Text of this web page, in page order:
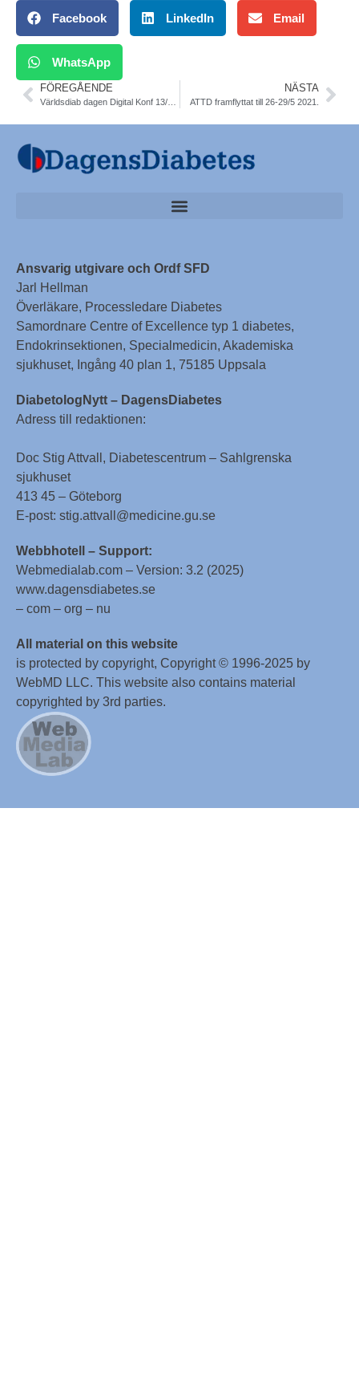
Facebook LinkedIn Email
WhatsApp
FÖREGÅENDE NÄSTA
ATTD framflyttat till 26-29/5 2021.
Ansvarig utgivare och Ordf SFD
Jarl Hellman
Överläkare, Processledare Diabetes
Samordnare Centre of Excellence typ 1 diabetes,
Endokrinsektionen, Specialmedicin, Akademiska
sjukhuset, Ingång 40 plan 1, 75185 Uppsala
DiabetologNytt – DagensDiabetes
Adress till redaktionen:
Doc Stig Attvall, Diabetescentrum – Sahlgrenska
sjukhuset
413 45 – Göteborg
E-post: stig.attvall@medicine.gu.se
Webbhotell – Support:
Webmedialab.com – Version: 3.2 (2025)
www.dagensdiabetes.se
– com – org – nu
All material on this website
is protected by copyright, Copyright © 1996-2025 by
WebMD LLC. This website also contains material
copyrighted by 3rd parties.